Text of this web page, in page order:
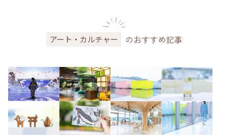
アート・カルチャー のおすすめ記事